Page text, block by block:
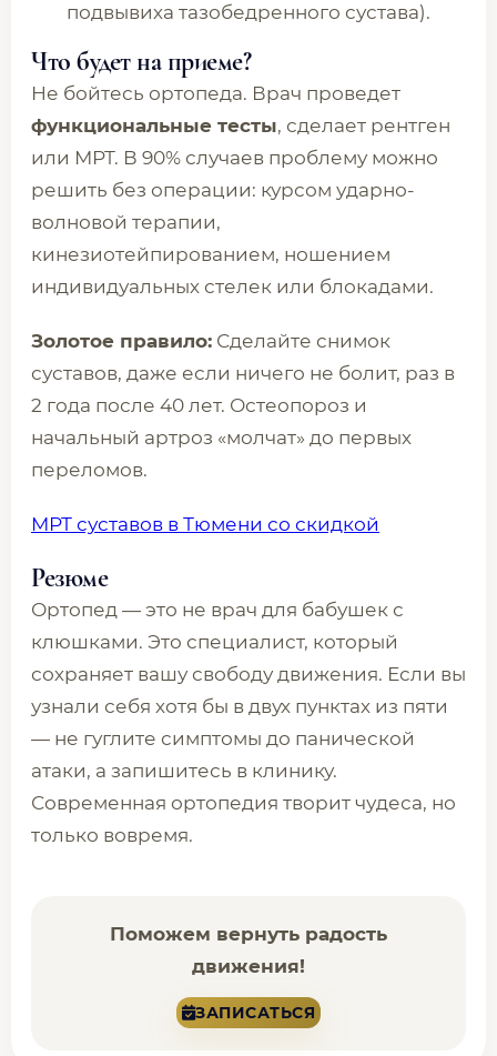
подвывиха тазобедренного сустава).
Что будет на приеме?
Не бойтесь ортопеда. Врач проведет
функциональные тесты, сделает рентген
или МРТ. В 90% случаев проблему можно
решить без операции: курсом ударно-
волновой терапии,
кинезиотейпированием, ношением
индивидуальных стелек или блокадами.
Золотое правило: Сделайте снимок
суставов, даже если ничего не болит, раз в
2 года после 40 лет. Остеопороз и
начальный артроз «молчат» до первых
переломов.
МРТ суставов в Тюмени со скидкой
Резюме
Ортопед — это не врач для бабушек с
клюшками. Это специалист, который
сохраняет вашу свободу движения. Если вы
узнали себя хотя бы в двух пунктах из пяти
— не гуглите симптомы до панической
атаки, а запишитесь в клинику.
Современная ортопедия творит чудеса, но
только вовремя.
Поможем вернуть радость
движения!
ЗАПИСАТЬСЯ